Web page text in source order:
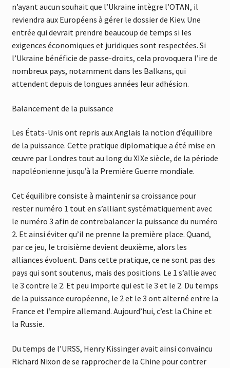
n’ayant aucun souhait que l’Ukraine intègre l’OTAN, il
reviendra aux Européens à gérer le dossier de Kiev. Une
entrée qui devrait prendre beaucoup de temps si les
exigences économiques et juridiques sont respectées. Si
l’Ukraine bénéficie de passe-droits, cela provoquera l’ire de
nombreux pays, notamment dans les Balkans, qui
attendent depuis de longues années leur adhésion.
Balancement de la puissance
Les États-Unis ont repris aux Anglais la notion d’équilibre
de la puissance. Cette pratique diplomatique a été mise en
œuvre par Londres tout au long du XIXe siècle, de la période
napoléonienne jusqu’à la Première Guerre mondiale.
Cet équilibre consiste à maintenir sa croissance pour
rester numéro 1 tout en s’alliant systématiquement avec
le numéro 3 afin de contrebalancer la puissance du numéro
2. Et ainsi éviter qu’il ne prenne la première place. Quand,
par ce jeu, le troisième devient deuxième, alors les
alliances évoluent. Dans cette pratique, ce ne sont pas des
pays qui sont soutenus, mais des positions. Le 1 s’allie avec
le 3 contre le 2. Et peu importe qui est le 3 et le 2. Du temps
de la puissance européenne, le 2 et le 3 ont alterné entre la
France et l’empire allemand. Aujourd’hui, c’est la Chine et
la Russie.
Du temps de l’URSS, Henry Kissinger avait ainsi convaincu
Richard Nixon de se rapprocher de la Chine pour contrer